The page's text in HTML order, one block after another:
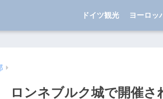
ドイツ観光 ヨーロッ
ンネブルク城で開催さ